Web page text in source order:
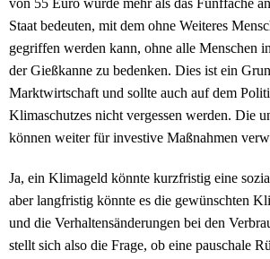
von 55 Euro würde mehr als das Fünffache
Staat bedeuten, mit dem ohne Weiteres
gegriffen werden kann, ohne alle Menschen
der Gießkanne zu bedenken. Dies ist ein
Marktwirtschaft und sollte auch auf dem
Klimaschutzes nicht vergessen werden. Die
können weiter für investive Maßnahmen
Ja, ein Klimageld könnte kurzfristig eine
aber langfristig könnte es die gewünschten
und die Verhaltensänderungen bei den
stellt sich also die Frage, ob eine pauschale